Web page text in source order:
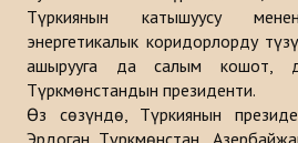
Түркиянын катышуусу
энергетикалык коридорлорду
ашырууга да салым кошот,
Түркмөнстандын президенти.
Өз сөзүндө, Түркиянын